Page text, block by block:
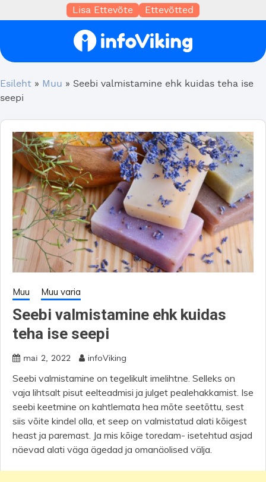
Lisa Ettevõte Ettevõtted
Esileht » Muu » Seebi valmistamine ehk kuidas teha ise
seepi
Muu Muu varia
Seebi valmistamine ehk kuidas
teha ise seepi
mai 2, 2022 infoViking
Seebi valmistamine on tegelikult imelihtne. Selleks on
vaja lihtsalt pisut eelteadmisi ja julget pealehakkamist. Ise
seebi keetmine on kahtlemata hea mõte seetõttu, sest
siis võite kindel olla, et seep on valmistatud alati kõigest
heast ja paremast. Ja mis kõige toredam- isetehtud asjad
näevad alati väga ägedad ja omanäolised välja.